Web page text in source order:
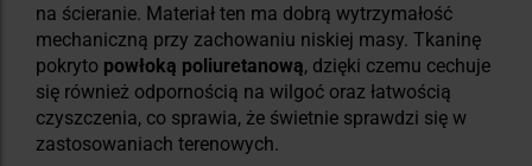
na ścieranie. Materiał ten ma dobrą wytrzymałość
mechaniczną przy zachowaniu niskiej masy. Tkaninę
pokryto powłoką poliuretanową, dzięki czemu cechuje
się również odpornością na wilgoć oraz łatwością
czyszczenia, co sprawia, że świetnie sprawdzi się w
zastosowaniach terenowych.